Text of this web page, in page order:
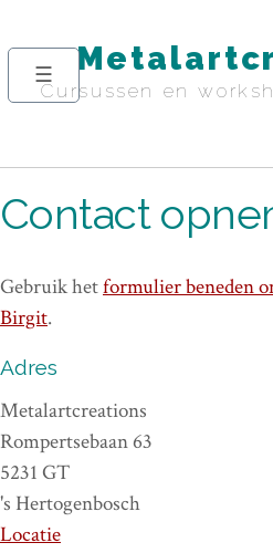
en
naar
de
gaan
Cursussen en
navigation
☰
Contact
Gebruik hetformulier beneden
Birgit.
Adres
Metalartcreations
Rompertsebaan 63
5231 GT
's Hertogenbosch
Locatie